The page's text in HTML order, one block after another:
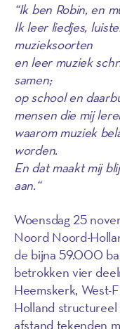
“Ik ben Robin, en
Ik leer liedjes,
muzieksoorten
en leer muziek
samen;
op school en
mensen die mij
waarom muziek
worden.
En dat maakt mij
aan.“
Woensdag 25
Noord Noord-
de bijna 59.000
betrokken vier
Heemskerk, West-
Holland
afstand tekenden